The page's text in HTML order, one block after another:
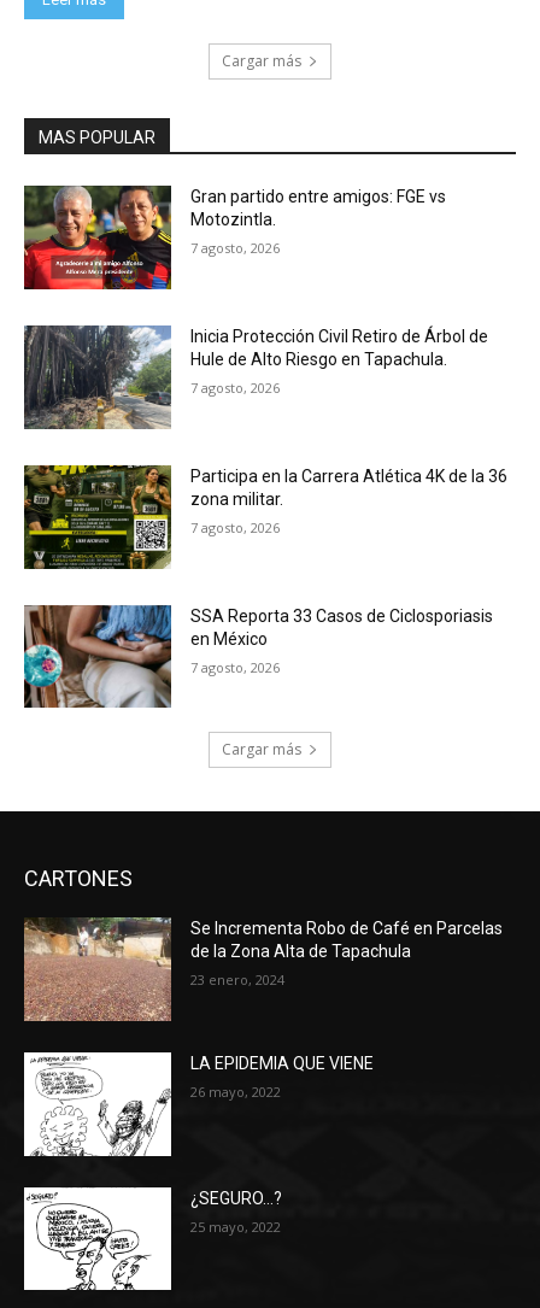
Cargar más
MAS POPULAR
Gran partido entre amigos: FGE vs
Motozintla.
7 agosto, 2026
Inicia Protección Civil Retiro de Árbol de
Hule de Alto Riesgo en Tapachula.
7 agosto, 2026
Participa en la Carrera Atlética 4K de la 36
zona militar.
7 agosto, 2026
SSA Reporta 33 Casos de Ciclosporiasis
en México
7 agosto, 2026
Cargar más
CARTONES
Se Incrementa Robo de Café en Parcelas
de la Zona Alta de Tapachula
23 enero, 2024
LA EPIDEMIA QUE VIENE
26 mayo, 2022
¿SEGURO…?
25 mayo, 2022